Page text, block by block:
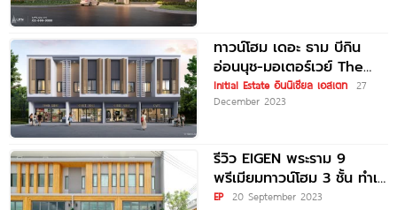
ทาวน์โฮม เดอะ​ ธาม​ บีกิน​
อ่อนนุช-มอเตอร์เวย์ The
Thamm Begin Onnut-
Motorway ใกล้
Initial Estate อินนิเชียล เอสเตท 27
December 2023
รีวิว EIGEN พระราม 9
พรีเมียมทาวน์โฮม 3 ชั้น ทำเล
ดี ใกล้เมือง ใกล้ทางด่วน
EP 20 September 2023